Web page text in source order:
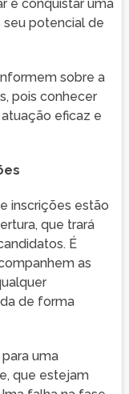
e conquistar uma
seu potencial de
sobre a
pois conhecer
eficaz e
inscrições estão
que trará
É
as
de forma
uma
que estejam